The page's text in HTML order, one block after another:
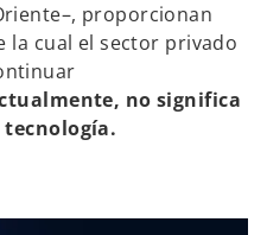
proporcionan
la cual el sector privado
no significa